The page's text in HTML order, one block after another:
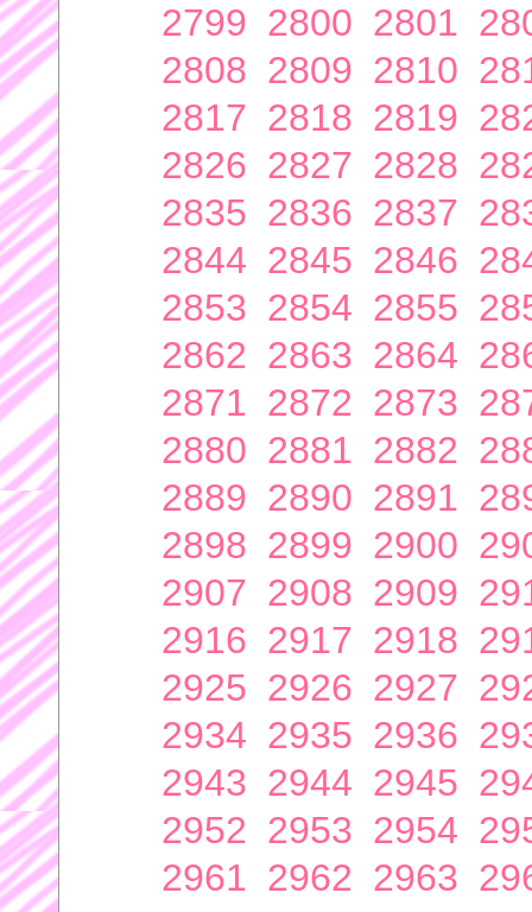
2799 2800 2801
2808 2809 2810
2817 2818 2819
2826 2827 2828
2835 2836 2837
2844 2845 2846
2853 2854 2855
2862 2863 2864
2871 2872 2873
2880 2881 2882
2889 2890 2891
2898 2899 2900
2907 2908 2909
2916 2917 2918
2925 2926 2927
2934 2935 2936
2943 2944 2945
2952 2953 2954
2961 2962 2963